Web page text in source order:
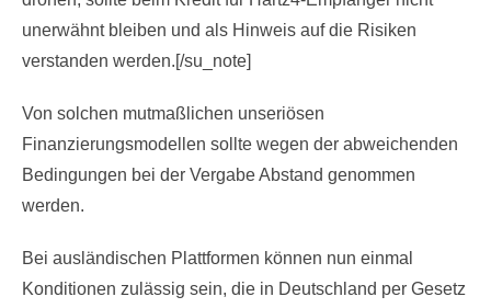
unerwähnt bleiben und als Hinweis auf die Risiken
verstanden werden.[/su_note]
Von solchen mutmaßlichen unseriösen
Finanzierungsmodellen sollte wegen der abweichenden
Bedingungen bei der Vergabe Abstand genommen
werden.
Bei ausländischen Plattformen können nun einmal
Konditionen zulässig sein, die in Deutschland per Gesetz